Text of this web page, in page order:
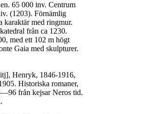
65 000 inv. Centrum
(1203). Förnämlig
karaktär med ringmur.
från ca 1230.
med ett 102 m högt
Gaia med skulpturer.
Henryk, 1846-1916,
Historiska romaner,
från kejsar Neros tid.